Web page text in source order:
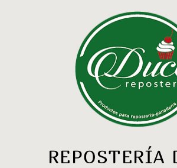
REPOSTERÍA